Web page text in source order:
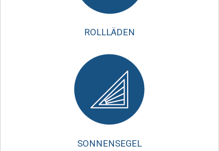
ROLLLÄDEN
SONNENSEGEL